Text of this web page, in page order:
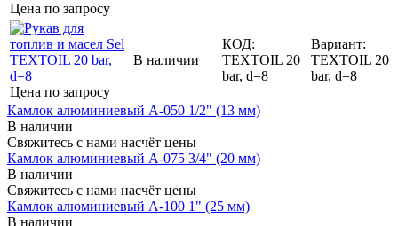
Цена по запросу
Цена по запросу
В наличии
КОД:
TEXTOIL 20
bar, d=8
Вариант:
TEXTOIL 20
bar, d=8
Камлок алюминиевый A-050 1/2" (13 мм)
В наличии
Свяжитесь с нами насчёт цены
Камлок алюминиевый A-075 3/4" (20 мм)
В наличии
Свяжитесь с нами насчёт цены
Камлок алюминиевый A-100 1" (25 мм)
В наличии